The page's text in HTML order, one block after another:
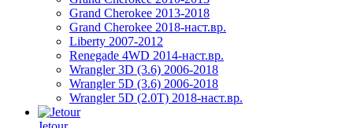
Grand Cherokee 2013-2018
Grand Cherokee 2018-наст.вр.
Liberty 2007-2012
Renegade 4WD 2014-наст.вр.
Wrangler 3D (3.6) 2006-2018
Wrangler 5D (3.6) 2006-2018
Wrangler 5D (2.0T) 2018-наст.вр.